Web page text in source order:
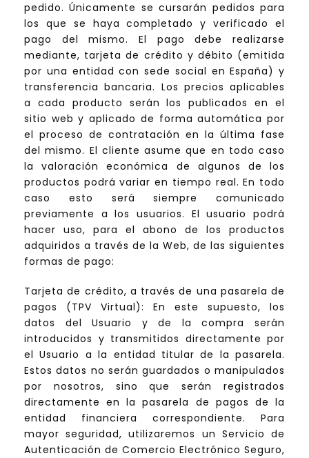
pedido. Únicamente se cursarán pedidos para
los que se haya completado y verificado el
pago del mismo. El pago debe realizarse
mediante, tarjeta de crédito y débito (emitida
por una entidad con sede social en España) y
transferencia bancaria. Los precios aplicables
a cada producto serán los publicados en el
sitio web y aplicado de forma automática por
el proceso de contratación en la última fase
del mismo. El cliente asume que en todo caso
la valoración económica de algunos de los
productos podrá variar en tiempo real. En todo
caso esto será siempre comunicado
previamente a los usuarios. El usuario podrá
hacer uso, para el abono de los productos
adquiridos a través de la Web, de las siguientes
formas de pago:
Tarjeta de crédito, a través de una pasarela de
pagos (TPV Virtual): En este supuesto, los
datos del Usuario y de la compra serán
introducidos y transmitidos directamente por
el Usuario a la entidad titular de la pasarela.
Estos datos no serán guardados o manipulados
por nosotros, sino que serán registrados
directamente en la pasarela de pagos de la
entidad financiera correspondiente. Para
mayor seguridad, utilizaremos un Servicio de
Autenticación de Comercio Electrónico Seguro,